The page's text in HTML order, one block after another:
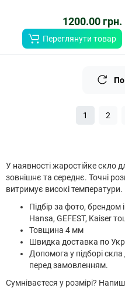
1200.00 грн.
Переглянути товар
1 2
У наявності жаростійке скло
зовнішнє та середнє. Точні
витримує високі температури.
Підбір за фото, брендом
Hansa, GEFEST, Kaiser
Товщина 4 мм
Швидка доставка по
Допомога у підборі
перед замовленням.
Сумніваєтеся у розмірі?